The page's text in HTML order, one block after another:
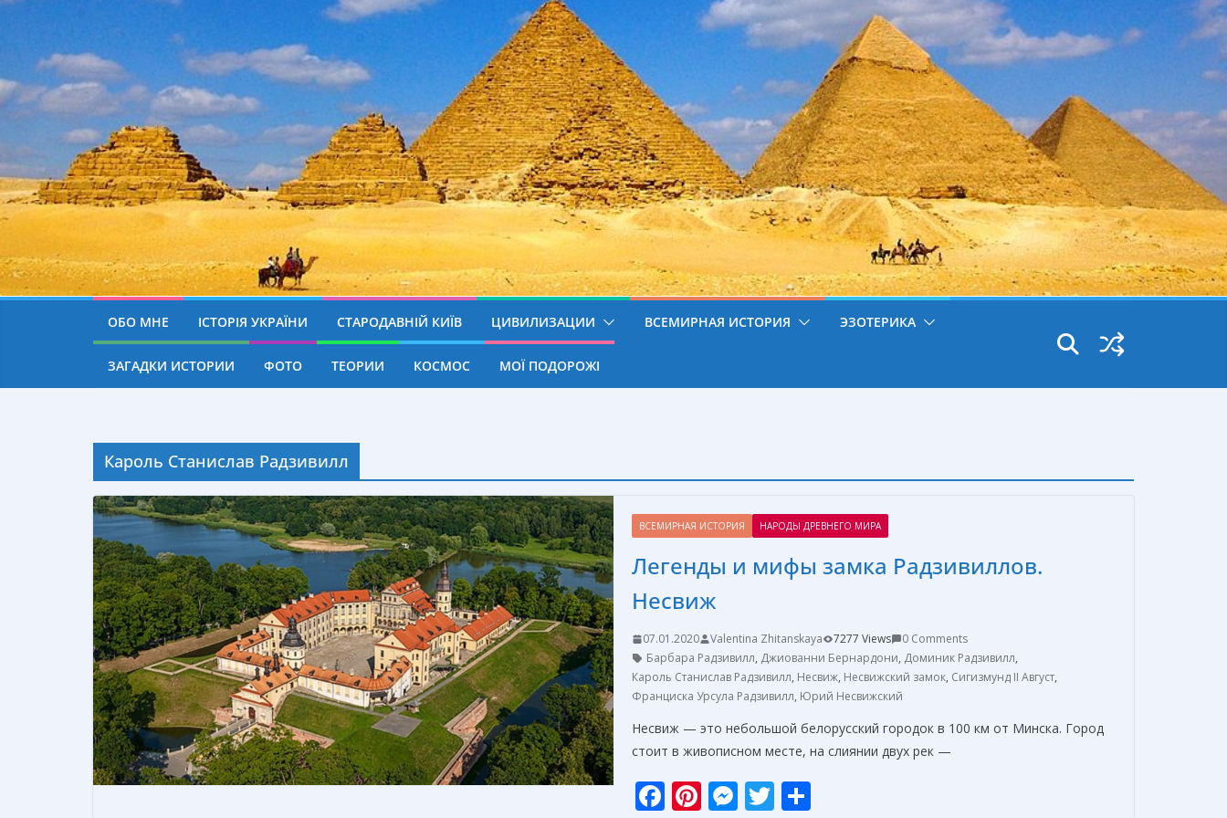
ОБО МНЕ ІСТОРІЯ УКРАЇНИ СТАРОДАВНІЙ КИЇВ ЦИВИЛИЗАЦИИ ВСЕМИРНАЯ ИСТОРИЯ ЭЗОТЕРИКА
ЗАГАДКИ ИСТОРИИ ФОТО ТЕОРИИ КОСМОС МОЇ ПОДОРОЖІ
Кароль Станислав Радзивилл
ВСЕМИРНАЯ ИСТОРИЯ НАРОДЫ ДРЕВНЕГО МИРА
Легенды и мифы замка Радзивиллов.
Несвиж
07.01.2020 Valentina Zhitanskaya 7277 Views
0 Comments
Барбара Радзивилл, Джиованни Бернардони, Доминик Радзивилл,
Кароль Станислав Радзивилл, Несвиж, Несвижский замок, Сигизмунд II Август,
Франциска Урсула Радзивилл, Юрий Несвижский
Несвиж — это небольшой белорусский городок в 100 км от Минска. Город
стоит в живописном месте, на слиянии двух рек —
F Pi M T